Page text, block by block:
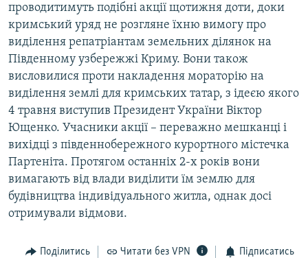
КТАТ
ДОЛУЧАЙСЯ!
Усі сайти RFE/RL
проводитимуть подібні акції щотижня доти, доки
кримський уряд не розгляне їхню вимогу про
виділення репатріантам земельних ділянок на
Південному узбережжі Криму. Вони також
висловилися проти накладення мораторію на
виділення землі для кримських татар, з ідеєю якого
4 травня виступив Президент України Віктор
Ющенко. Учасники акції – переважно мешканці і
вихідці з південнобережного курортного містечка
Партеніта. Протягом останніх 2-х років вони
вимагають від влади виділити їм землю для
будівництва індивідуального житла, однак досі
отримували відмови.
Поділитись Читати без VPN Підписатись